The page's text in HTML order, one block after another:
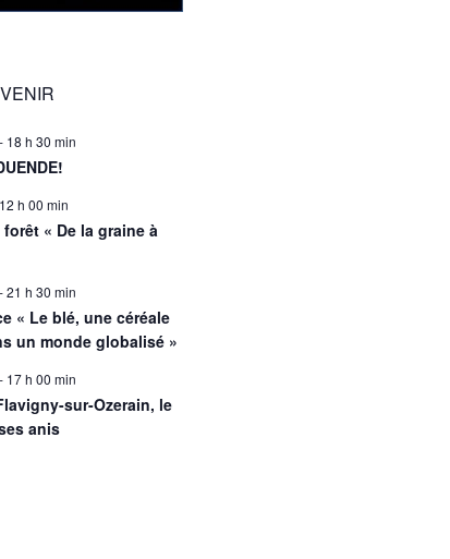
- 18 h 30 min
12 h 00 min
« De la graine à
-21 h 30 min
« Le blé, une céréale
un monde globalisé »
- 17 h 00 min
sur-Ozerain, le
anis